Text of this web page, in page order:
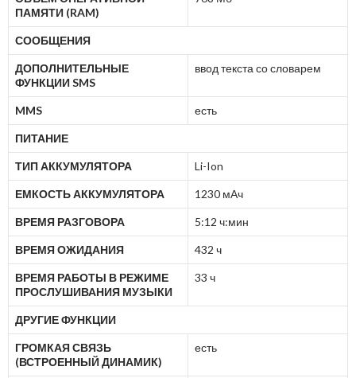
ПАМЯТИ (RAM)
СООБЩЕНИЯ
ДОПОЛНИТЕЛЬНЫЕ
ФУНКЦИИ SMS
ввод текста со словарем
MMS есть
ПИТАНИЕ
ТИП АККУМУЛЯТОРА Li-Ion
ЕМКОСТЬ АККУМУЛЯТОРА 1230 мАч
ВРЕМЯ РАЗГОВОРА 5:12 ч:мин
ВРЕМЯ ОЖИДАНИЯ 432 ч
ВРЕМЯ РАБОТЫ В РЕЖИМЕ
ПРОСЛУШИВАНИЯ МУЗЫКИ
33 ч
ДРУГИЕ ФУНКЦИИ
ГРОМКАЯ СВЯЗЬ
(ВСТРОЕННЫЙ ДИНАМИК)
есть